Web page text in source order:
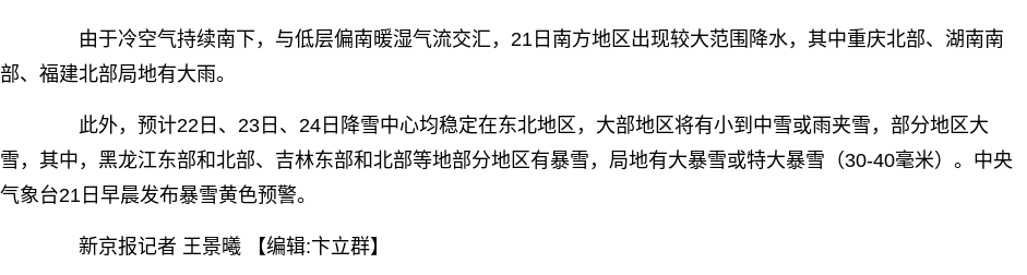
由于冷空气持续南下，与低层偏南暖湿气流交汇，21日南方地区出现较大范围降水，其中重庆北部、湖南南
部、福建北部局地有大雨。
此外，预计22日、23日、24日降雪中心均稳定在东北地区，大部地区将有小到中雪或雨夹雪，部分地区大
雪，其中，黑龙江东部和北部、吉林东部和北部等地部分地区有暴雪，局地有大暴雪或特大暴雪（30-40毫米）。中央
气象台21日早晨发布暴雪黄色预警。
新京报记者 王景曦 【编辑:卞立群】